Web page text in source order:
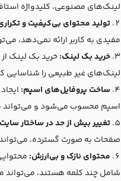
لینک‌های مصنوعی، کلیدواژه
تولید محتوای بی‌کیفیت و
مفیدی به کاربر ارائه نمی‌دهد،
خرید بک لینک:خرید بک لینک
لینک‌های غیر طبیعی را شناسایی
ساخت پروفایل‌های اسپم:
اسپم محسوب می‌شود و می‌تواند
تغییر بیش از حد در ساختار
صفحات به صورت گسترده،
محتوای نازک و بی‌ارزش:
شامل چند کلمه هستند، می‌تواند